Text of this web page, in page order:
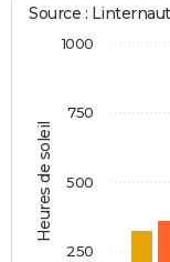
Heures de soleil
Source :
250
500
750
1000